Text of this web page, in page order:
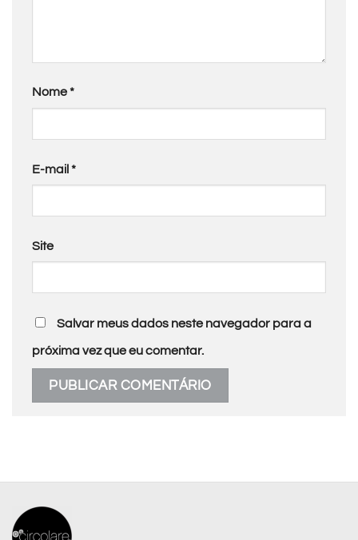
Nome*
E-mail*
Site
Salvar meus dados neste navegador para a
próxima vez que eu comentar.